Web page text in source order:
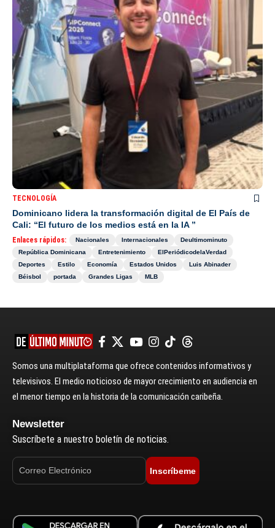
TECNOLOGÍA
Dominicano lidera la transformación digital de El País de
Cali: “El futuro de los medios está en la IA ”
Enlaces rápidos: Nacionales Internacionales
Deultimominuto
República Dominicana
Entretenimiento
ElPeriódicodelaVerdad
Deportes
Estilo Economía Estados Unidos
Luis Abinader
Béisbol
portada Grandes Ligas MLB
Somos una multiplataforma que ofrece contenidos informativos y
televisivos. El medio noticioso de mayor crecimiento en audiencia en
el menor tiempo en la historia de la comunicación caribeña.
Newsletter
Suscríbete a nuestro boletín de noticias.
Inscríbeme